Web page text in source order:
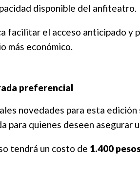
disponible del anfiteatro.
facilitar el acceso anticipado y
más económico.
preferencial
novedades para esta edición
para quienes deseen
tendrá un costo de 1.400